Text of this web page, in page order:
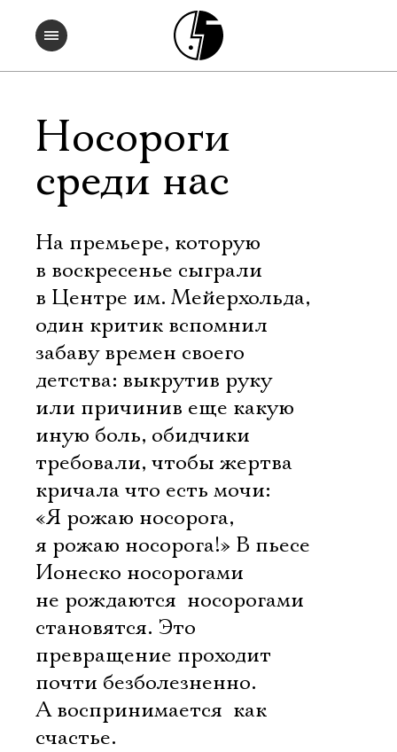
Носороги
среди нас
На премьере, которую
в воскресенье сыграли
в Центре им. Мейерхольда,
один критик вспомнил
забаву времен своего
детства: выкрутив руку
или причинив еще какую
иную боль, обидчики
требовали, чтобы жертва
кричала что есть мочи:
«Я рожаю носорога,
я рожаю носорога!» В пьесе
Ионеско носорогами
не рождаются  носорогами
становятся. Это
превращение проходит
почти безболезненно.
А воспринимается  как
счастье.